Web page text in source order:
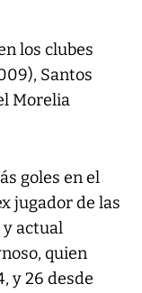
los clubes
Santos
Morelia
goles en el
jugador de las
y actual
quien
y 26 desde